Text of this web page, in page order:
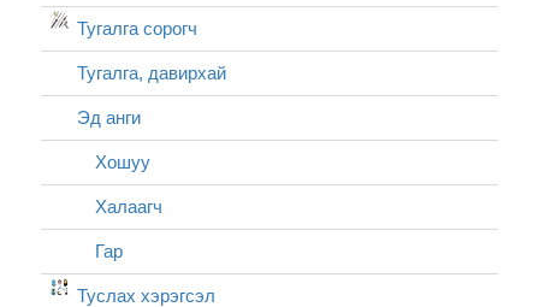
Тугалга сорогч
Тугалга, давирхай
Эд анги
Хошуу
Халаагч
Гар
Туслах хэрэгсэл